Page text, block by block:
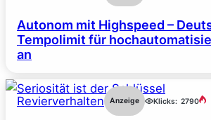
Autonom mit Highspeed –
Tempolimit für
an
Revierverhalten Anzeige Klicks: 2790